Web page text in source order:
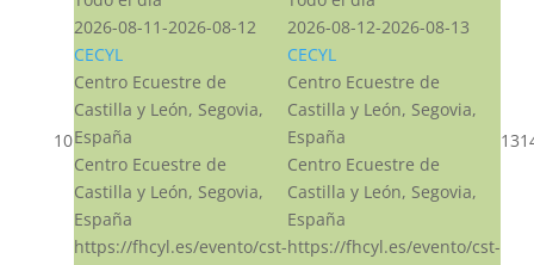
10
2026-08-11-2026-08-12
CECYL
Centro Ecuestre de
Castilla y León, Segovia,
España
Centro Ecuestre de
Castilla y León, Segovia,
España
https://fhcyl.es/evento/cst-
2026-08-12-2026-08-13
CECYL
Centro Ecuestre de
Castilla y León, Segovia,
España
Centro Ecuestre de
Castilla y León, Segovia,
España
https://fhcyl.es/evento/cst-
13